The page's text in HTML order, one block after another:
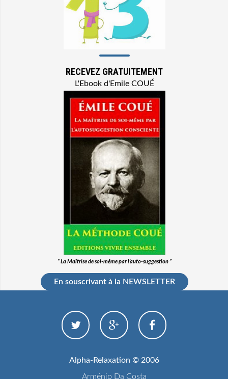
RECEVEZ GRATUITEMENT
L'Ebook d'Emile COUÉ
“ La Maîtrise de soi-même par l’auto-suggestion ”
En souscrivant à la NEWSLETTER
Alpha-Relaxation © 2006
Arménio Da Costa